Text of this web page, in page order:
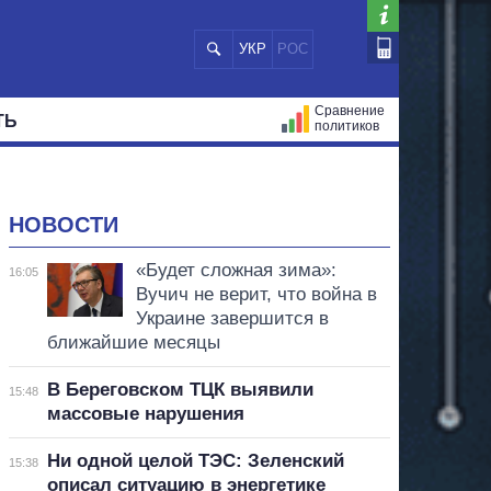
УКР РОС
Сравнение
политиков
НОВОСТИ
16:05
«Будет сложная зима»:
Вучич не верит, что война в
Украине завершится в
ближайшие месяцы
15:48
В Береговском ТЦК выявили
массовые нарушения
15:38
Ни одной целой ТЭС: Зеленский
описал ситуацию в энергетике